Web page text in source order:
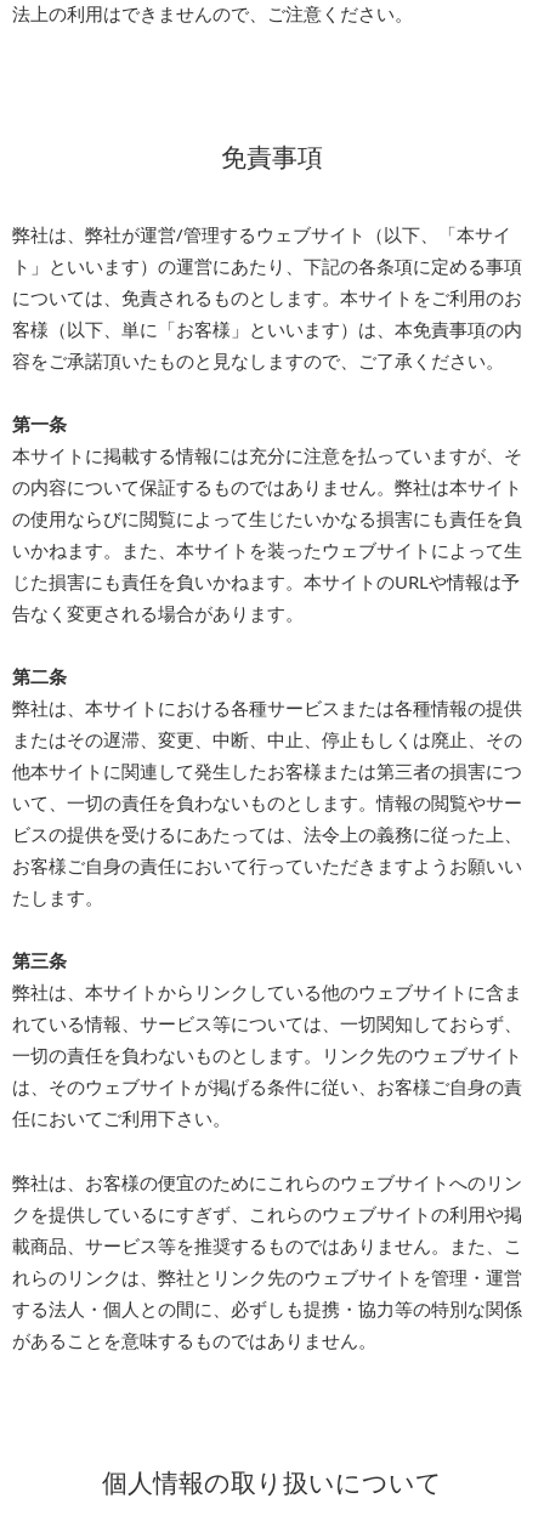
法上の利用はできませんので、ご注意ください。
免責事項
弊社は、弊社が運営/管理するウェブサイト（以下、「本サイ
ト」といいます）の運営にあたり、下記の各条項に定める事項
については、免責されるものとします。本サイトをご利用のお
客様（以下、単に「お客様」といいます）は、本免責事項の内
容をご承諾頂いたものと見なしますので、ご了承ください。
第一条
本サイトに掲載する情報には充分に注意を払っていますが、そ
の内容について保証するものではありません。弊社は本サイト
の使用ならびに閲覧によって生じたいかなる損害にも責任を負
いかねます。また、本サイトを装ったウェブサイトによって生
じた損害にも責任を負いかねます。本サイトのURLや情報は予
告なく変更される場合があります。
第二条
弊社は、本サイトにおける各種サービスまたは各種情報の提供
またはその遅滞、変更、中断、中止、停止もしくは廃止、その
他本サイトに関連して発生したお客様または第三者の損害につ
いて、一切の責任を負わないものとします。情報の閲覧やサー
ビスの提供を受けるにあたっては、法令上の義務に従った上、
お客様ご自身の責任において行っていただきますようお願いい
たします。
第三条
弊社は、本サイトからリンクしている他のウェブサイトに含ま
れている情報、サービス等については、一切関知しておらず、
一切の責任を負わないものとします。リンク先のウェブサイト
は、そのウェブサイトが掲げる条件に従い、お客様ご自身の責
任においてご利用下さい。
弊社は、お客様の便宜のためにこれらのウェブサイトへのリン
クを提供しているにすぎず、これらのウェブサイトの利用や掲
載商品、サービス等を推奨するものではありません。また、こ
れらのリンクは、弊社とリンク先のウェブサイトを管理・運営
する法人・個人との間に、必ずしも提携・協力等の特別な関係
があることを意味するものではありません。
個人情報の取り扱いについて